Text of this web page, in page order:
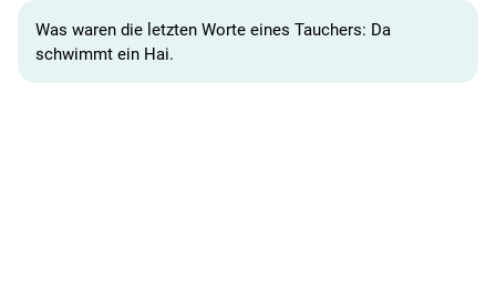
Was waren die letzten Worte eines Tauchers: Da
schwimmt ein Hai.